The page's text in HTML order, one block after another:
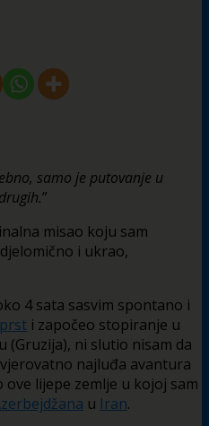
samo je putovanje u
”
misao koju sam
i ukrao,
4 sata sasvim spontano i
i započeo stopiranje u
(Gruzija), ni slutio nisam da
najluđa avantura
lijepe zemlje u kojoj sam
u Iran.